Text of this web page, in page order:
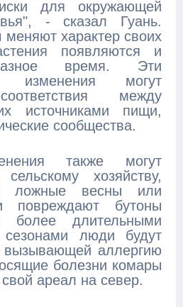
для окружающей
- сказал Гуань.
характер своих
появляются и
время. Эти
изменения могут
между
источниками пищи,
сообщества.
также могут
хозяйству,
ложные весны или
повреждают бутоны
длительными
сезонами люди будут
аллергию
болезни комары
ареал на север.